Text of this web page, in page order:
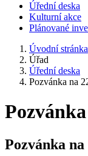
Úřední deska
Kulturní akce
Plánované
Úvodní stránka
Úřad
Úřední deska
Pozvánka na
Pozvánka